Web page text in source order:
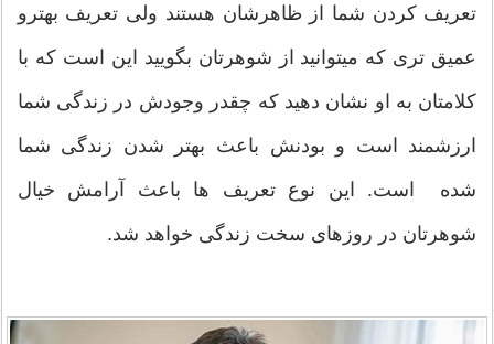
تعریف کردن شما از ظاهرشان هستند ولی تعریف بهترو
عمیق تری که میتوانید از شوهرتان بگویید این است که با
کلامتان به او نشان دهید که چقدر وجودش در زندگی شما
ارزشمند است و بودنش باعث بهتر شدن زندگی شما
شده است. این نوع تعریف ها باعث آرامش خیال
شوهرتان در روزهای سخت زندگی خواهد شد.